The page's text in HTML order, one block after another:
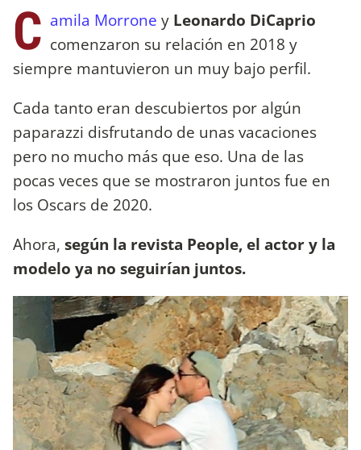
C amila Morrone y Leonardo DiCaprio
comenzaron su relación en 2018 y
siempre mantuvieron un muy bajo perfil.
Cada tanto eran descubiertos por algún
paparazzi disfrutando de unas vacaciones
pero no mucho más que eso. Una de las
pocas veces que se mostraron juntos fue en
los Oscars de 2020.
Ahora, según la revista People, el actor y la
modelo ya no seguirían juntos.